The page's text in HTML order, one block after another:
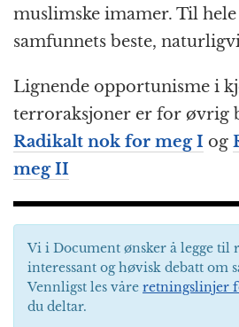
muslimske imamer. Til hele
samfunnets beste,
Lignende opportunisme i
terroraksjoner er for øvrig
Radikalt nok for meg I og
meg II
Vi i Document ønsker å legge til
interessant og høvisk debatt om
Vennligst les våre retningslinjer
du deltar.